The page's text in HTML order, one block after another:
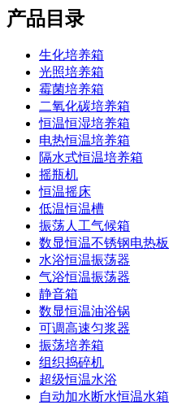
产品目录
生化培养箱
光照培养箱
霉菌培养箱
二氧化碳培养箱
恒温恒湿培养箱
电热恒温培养箱
隔水式恒温培养箱
摇瓶机
恒温摇床
低温恒温槽
振荡人工气候箱
数显恒温不锈钢电热板
水浴恒温振荡器
气浴恒温振荡器
静音箱
数显恒温油浴锅
可调高速匀浆器
振荡培养箱
组织捣碎机
超级恒温水浴
自动加水断水恒温水箱